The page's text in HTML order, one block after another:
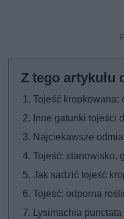
Tojeść kropkowana:
Inne gatunki tojeści
Najciekawsze
Tojeść: stanowisko,
Jak sadzić tojeść
Tojeść: odporna
Lysimachia